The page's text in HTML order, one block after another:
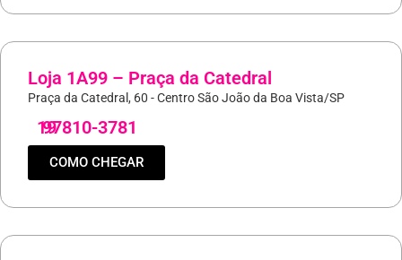
Loja 1A99 – Praça da Catedral
Praça da Catedral, 60 - Centro São João da Boa Vista/SP
19
97810-3781
COMO CHEGAR